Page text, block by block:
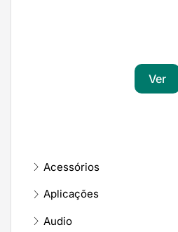
Ver
Acessórios
Aplicações
Audio